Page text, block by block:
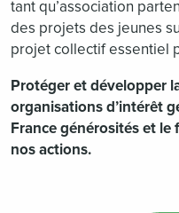
tant qu’association
des projets des jeunes
projet collectif essentiel
Protéger et développer
organisations d’intérêt
France générosités et
nos actions.